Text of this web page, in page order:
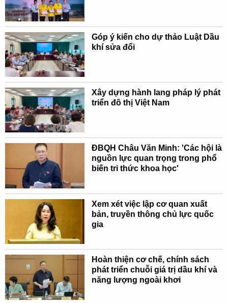
Góp ý kiến cho dự thảo Luật Dầu
khí sửa đổi
Xây dựng hành lang pháp lý phát
triển đô thị Việt Nam
ĐBQH Châu Văn Minh: 'Các hội là
nguồn lực quan trọng trong phổ
biến tri thức khoa học'
Xem xét việc lập cơ quan xuất
bản, truyền thông chủ lực quốc
gia
Hoàn thiện cơ chế, chính sách
phát triển chuỗi giá trị dầu khí và
năng lượng ngoài khơi